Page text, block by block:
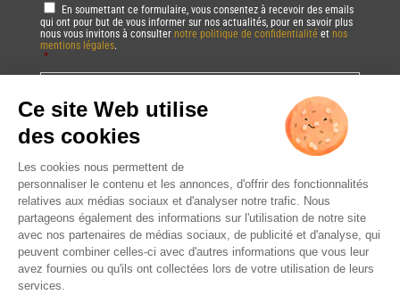
RGPD *
En soumettant ce formulaire, vous consentez à recevoir des emails
qui ont pour but de vous informer sur nos actualités, pour en savoir plus
nous vous invitons à consulter notre politique de confidentialité et nos
mentions légales.
*
CAPTCHA